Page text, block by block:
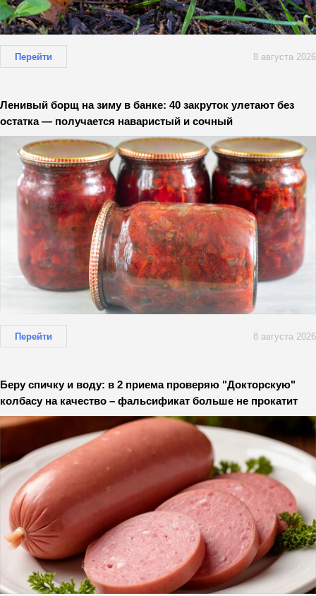
Перейти 8 августа 2026
Ленивый борщ на зиму в банке: 40 закруток улетают без
остатка — получается наваристый и сочный
Перейти 8 августа 2026
Беру спичку и воду: в 2 приема проверяю "Докторскую"
колбасу на качество – фальсификат больше не прокатит